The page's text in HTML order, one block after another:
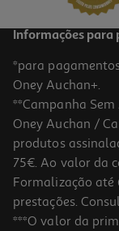
Quejo Le Rustique
Informações para
*para
Oney Auchan+.
**Campanha
Oney Auchan /
produtos
75€. Ao valor da
Formalização até
prestações.
***O valor da